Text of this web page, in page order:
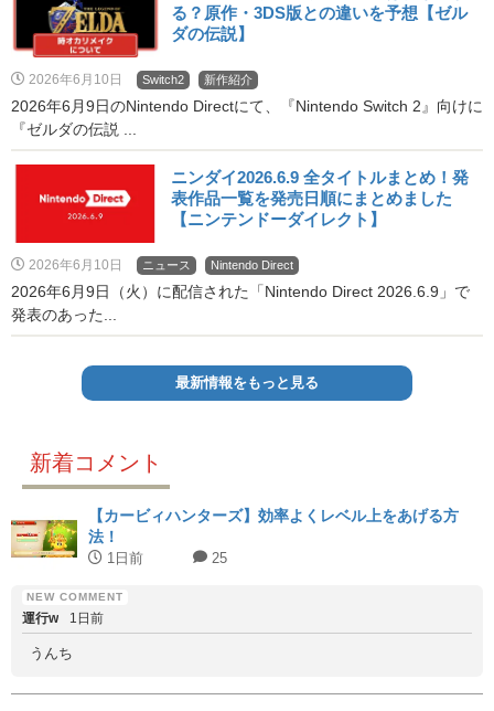
る？原作・3DS版との違いを予想【ゼル
ダの伝説】
2026年6月10日 Switch2 新作紹介
2026年6月9日のNintendo Directにて、『Nintendo Switch 2』向けに
『ゼルダの伝説 ...
ニンダイ2026.6.9 全タイトルまとめ！発
表作品一覧を発売日順にまとめました
【ニンテンドーダイレクト】
2026年6月10日 ニュース Nintendo Direct
2026年6月9日（火）に配信された「Nintendo Direct 2026.6.9」で
発表のあった...
最新情報をもっと見る
新着コメント
【カービィハンターズ】効率よくレベル上をあげる方
法！
1日前 25
運行w 1日前
うんち